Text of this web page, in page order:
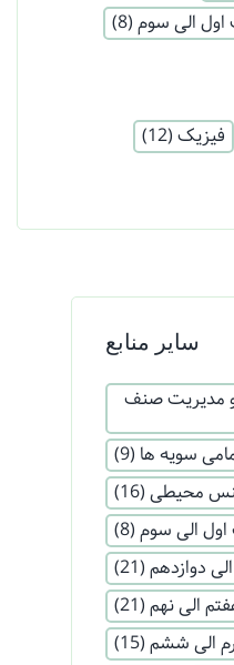
الی سوم (8)
فیزیک (12)
سایر منابع
و مدیریت صنف
سویه ها (9)
محیطی (16)
الی سوم (8)
دوازدهم (21)
الی نهم (21)
الی ششم (15)